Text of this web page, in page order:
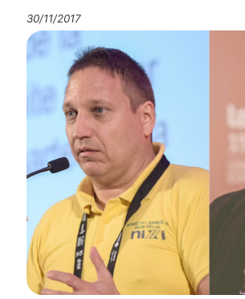
30/11/2017